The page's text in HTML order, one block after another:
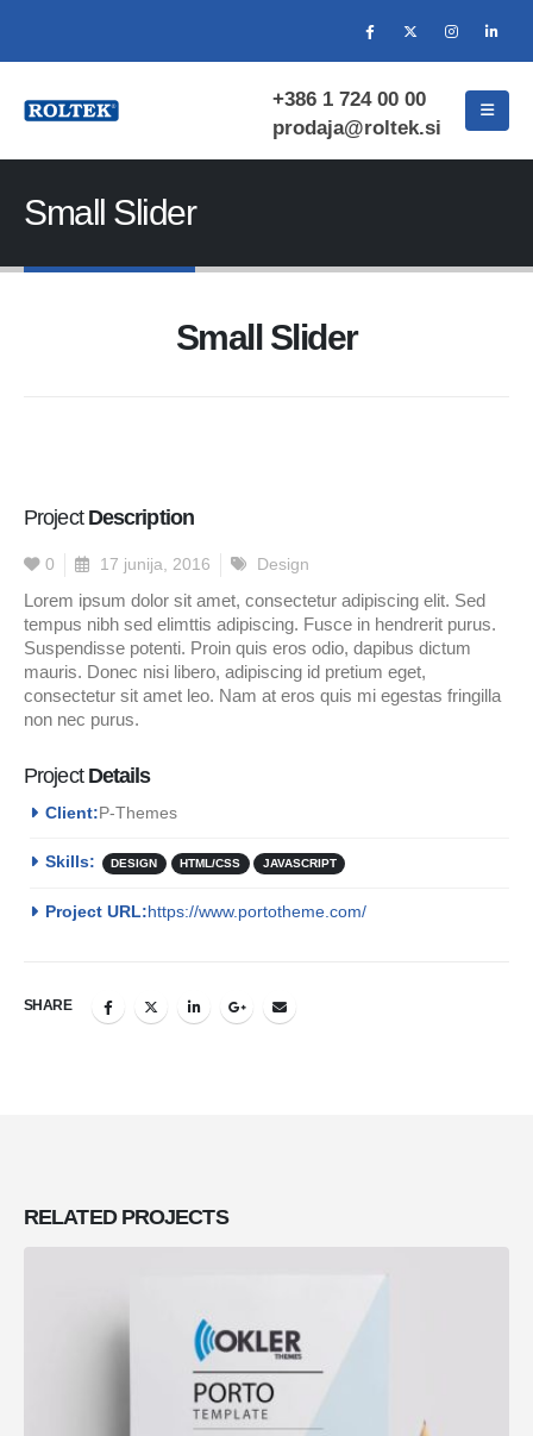
+386 1 724 00 00
prodaja@roltek.si
Small Slider
Small Slider
Project Description
0 17 junija, 2016 Design
Lorem ipsum dolor sit amet, consectetur adipiscing elit. Sed
tempus nibh sed elimttis adipiscing. Fusce in hendrerit purus.
Suspendisse potenti. Proin quis eros odio, dapibus dictum
mauris. Donec nisi libero, adipiscing id pretium eget,
consectetur sit amet leo. Nam at eros quis mi egestas fringilla
non nec purus.
Project Details
Client: P-Themes
Skills: DESIGN HTML/CSS JAVASCRIPT
Project URL: https://www.portotheme.com/
SHARE
RELATED PROJECTS